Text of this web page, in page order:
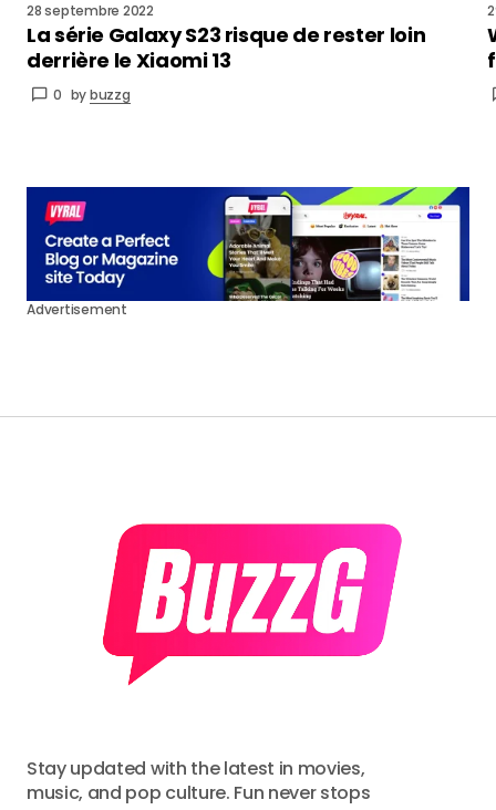
28 septembre 2022
La série Galaxy S23 risque de rester loin
derrière le Xiaomi 13
0 bybuzzg
Advertisement
Stay updated with the latest in movies,
music, and pop culture. Fun never stops